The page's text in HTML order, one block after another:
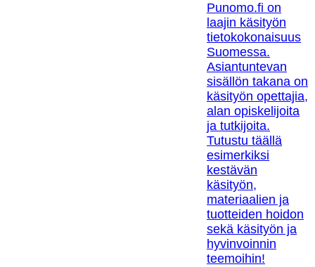
Punomo.fi on
laajin käsityön
tietokokonaisuus
Suomessa.
Asiantuntevan
sisällön takana on
käsityön opettajia,
alan opiskelijoita
ja tutkijoita.
Tutustu täällä
esimerkiksi
kestävän
käsityön,
materiaalien ja
tuotteiden hoidon
sekä käsityön ja
hyvinvoinnin
teemoihin!